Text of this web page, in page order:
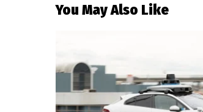
You May Also Like